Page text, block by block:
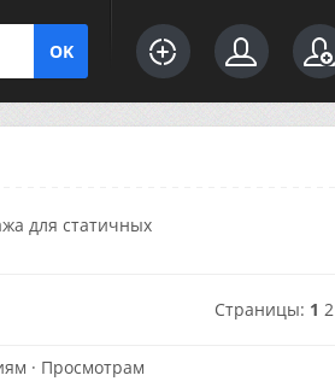
для статичных
Страницы: 1 2
· Просмотрам